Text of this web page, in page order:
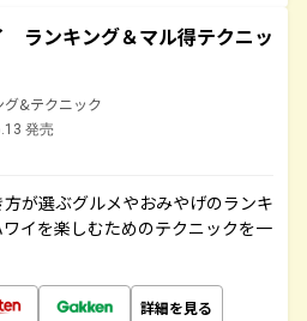
ランキング＆マル得テクニッ
グ&テクニック
発売
が選ぶグルメやおみやげのランキ
イを楽しむためのテクニックを一
詳細を見る